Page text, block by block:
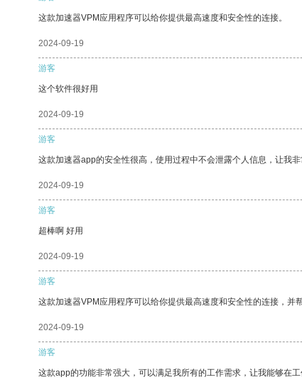
这款加速器VPM应用程序可以给你提供最高速度和安全性的连接。
2024-09-19
游客
这个软件很好用
2024-09-19
游客
这款加速器app的安全性很高，使用过程中不会泄露个人信息，让我非
2024-09-19
游客
超棒啊 好用
2024-09-19
游客
这款加速器VPM应用程序可以给你提供最高速度和安全性的连接，并
2024-09-19
游客
这款app的功能非常强大，可以满足我所有的工作需求，让我能够在工